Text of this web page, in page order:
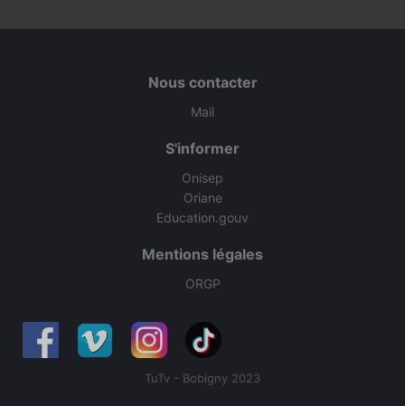
Nous contacter
Mail
S'informer
Onisep
Oriane
Education.gouv
Mentions légales
ORGP
TuTv - Bobigny 2023